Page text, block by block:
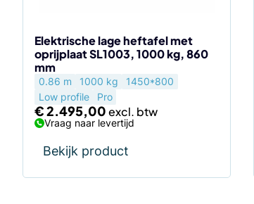
Elektrische lage heftafel met
oprijplaat SL1003, 1000 kg, 860
mm
0.86 m 1000 kg
1450*800
Low profile
Pro
€2.495,00
Vraag naar levertijd
Bekijk product